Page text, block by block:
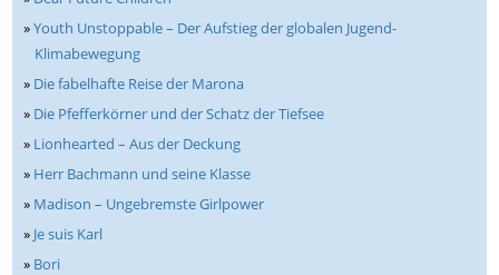
»Youth Unstoppable – Der Aufstieg der globalen Jugend-
Klimabewegung
» Die fabelhafte Reise der Marona
» Die Pfefferkörner und der Schatz der Tiefsee
» Lionhearted – Aus der Deckung
» Herr Bachmann und seine Klasse
» Madison – Ungebremste Girlpower
» Je suis Karl
» Bori